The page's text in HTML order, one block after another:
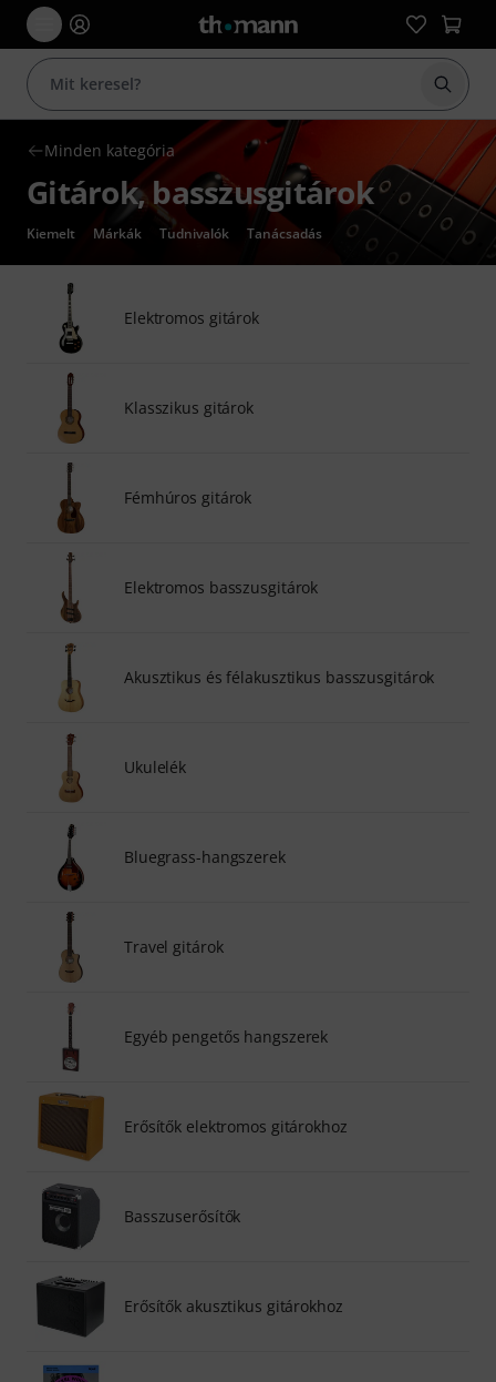
Minden kategória
Gitárok, basszusgitárok
Kiemelt Márkák Tudnivalók Tanácsadás
Elektromos gitárok
Klasszikus gitárok
Fémhúros gitárok
Elektromos basszusgitárok
Akusztikus és félakusztikus basszusgitárok
Ukulelék
Bluegrass-hangszerek
Travel gitárok
Egyéb pengetős hangszerek
Erősítők elektromos gitárokhoz
Basszuserősítők
Erősítők akusztikus gitárokhoz